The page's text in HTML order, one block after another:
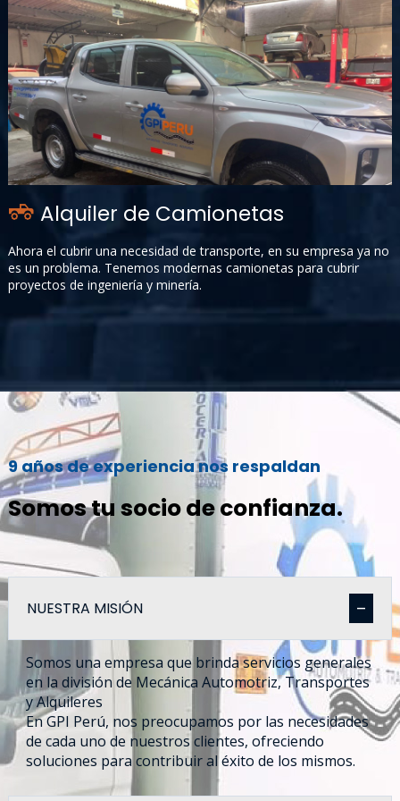
Alquiler de Camionetas
Ahora el cubrir una necesidad de transporte, en su empresa ya no
es un problema. Tenemos modernas camionetas para cubrir
proyectos de ingeniería y minería.
9 años de experiencia nos respaldan
Somos tu socio de confianza.
NUESTRA MISIÓN
Somos una empresa que brinda servicios generales
en la división de Mecánica Automotriz, Transportes
y Alquileres
En GPI Perú, nos preocupamos por las necesidades
de cada uno de nuestros clientes, ofreciendo
soluciones para contribuir al éxito de los mismos.